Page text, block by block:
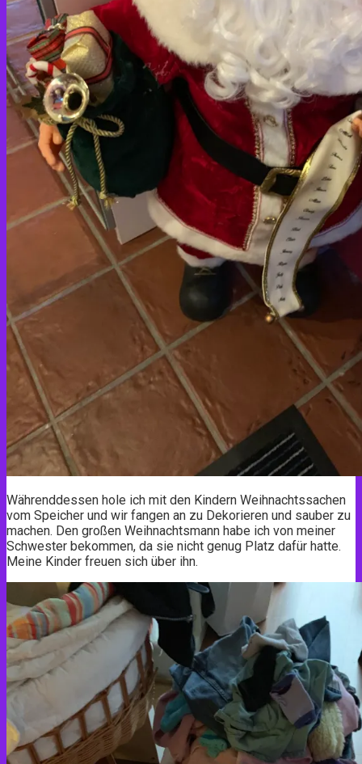
Währenddessen hole ich mit den Kindern Weihnachtssachen
vom Speicher und wir fangen an zu Dekorieren und sauber zu
machen. Den großen Weihnachtsmann habe ich von meiner
Schwester bekommen, da sie nicht genug Platz dafür hatte.
Meine Kinder freuen sich über ihn.